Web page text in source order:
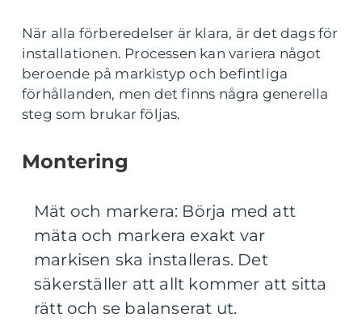
När alla förberedelser är klara, är det dags för
installationen. Processen kan variera något
beroende på markistyp och befintliga
förhållanden, men det finns några generella
steg som brukar följas.
Montering
Mät och markera: Börja med att
mäta och markera exakt var
markisen ska installeras. Det
säkerställer att allt kommer att sitta
rätt och se balanserat ut.